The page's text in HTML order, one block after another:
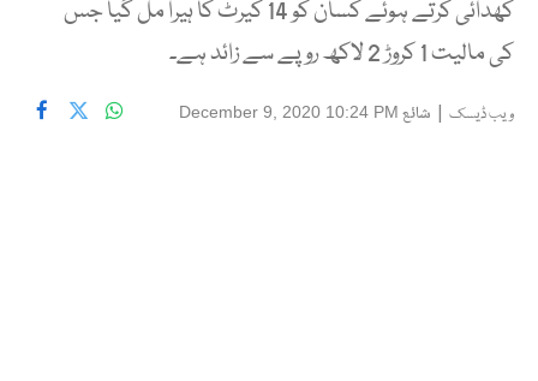
کھدائی کرتے ہوئے کسان کو 14 کیرٹ کا ہیرا مل گیا جس
کی مالیت 1 کروڑ 2 لاکھ روپے سے زائد ہے۔
ویب ڈیسک | شائع December 9, 2020 10:24 PM